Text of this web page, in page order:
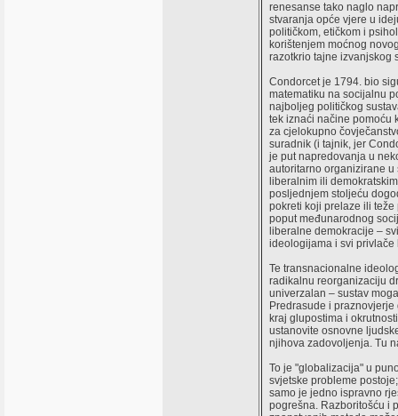
renesanse tako naglo
stvaranja opće vjere u
političkom, etičkom i
korištenjem moćnog
razotkrio tajne izvanjskog
Condorcet je 1794. bio
matematiku na socijalnu
najboljeg političkog
tek iznaći načine pomoću
za cjelokupno
suradnik (i tajnik, jer
je put napredovanja u
autoritarno organizirane
liberalnim ili
posljednjem stoljeću
pokreti koji prelaze ili
poput međunarodnog
liberalne demokracije –
ideologijama i svi
Te transnacionalne
radikalnu reorganizaciju
univerzalan – sustav
Predrasude i
kraj glupostima i
ustanovite osnovne
njihova zadovoljenja. Tu
To je "globalizacija" u
svjetske probleme
samo je jedno ispravno
pogrešna. Razboritošću i